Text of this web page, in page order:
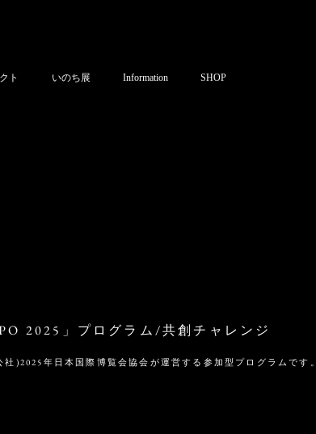
ト いのち展 Information SHOP
2025」プログラム/共創チャレンジ
)2025年日本国際博覧会協会が運営する参加型プログラムです。